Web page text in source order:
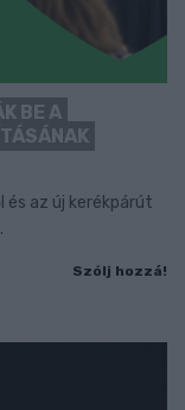
BE A
az új kerékpárút
Szólj hozzá!